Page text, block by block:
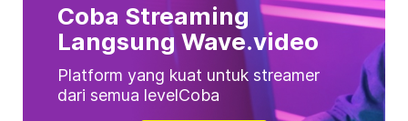
Coba Streaming
Langsung Wave.video
Platform yang kuat untuk streamer
dari semua levelCoba